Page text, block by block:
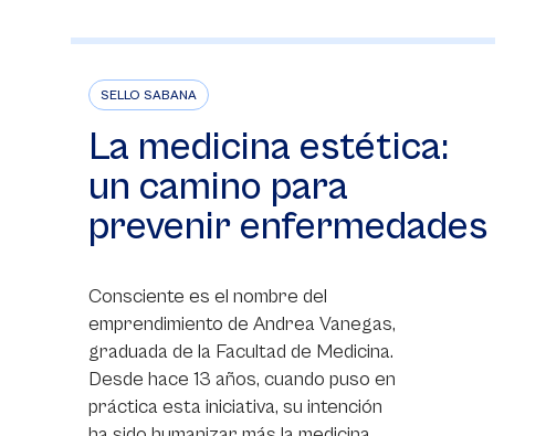
SELLO SABANA
La medicina estética:
un camino para
prevenir enfermedades
Consciente es el nombre del
emprendimiento de Andrea Vanegas,
graduada de la Facultad de Medicina.
Desde hace 13 años, cuando puso en
práctica esta iniciativa, su intención